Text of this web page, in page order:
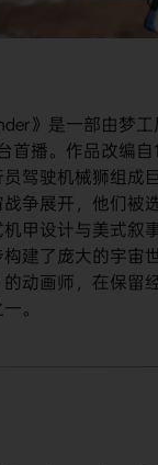
》是一部由梦
首播。作品改编
驾驶机械狮组成
争展开，他们被
甲设计与美式叙
建了庞大的宇宙
动画师，在保留
。